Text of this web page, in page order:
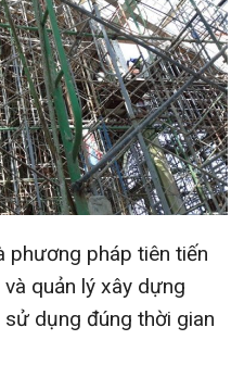
phương pháp tiên tiến
quản lý xây dựng
dụng đúng thời gian